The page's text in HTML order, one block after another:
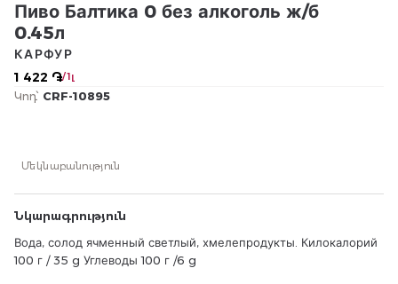
Пиво Балтика 0 без алкоголь ж/б
0.45л
1 422 ֏/ 1լ
КАРФУР
Կոդ՝ CRF-10895
Մեկնաբանություն
Նկարագրություն
Вода, солод ячменный светлый, хмелепродукты. Килокалорий
100 г / 35 g Углеводы 100 г /6 g